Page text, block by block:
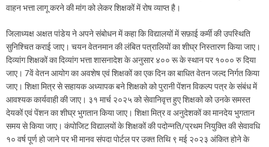
वाहन भत्ता लागू करने की मांग को लेकर शिक्षकों में रोष व्याप्त है।
जिलाध्यक्ष अक्षत पांडेय ने अपने संबोधन में कहा कि विद्यालयों में सफ़ाई कर्मी की उपस्थिति
सुनिश्चित कराई जाए। चयन वेतनमान की लंबित पत्रालियों का शीघ्र निस्तारण किया जाए।
दिव्यांग शिक्षकों का दिव्यांग भत्ता शासनादेश के अनुसार ४०० रू के स्थान पर १००० रु दिया
जाए। 7वें वेतन आयोग का अवशेष एवं शिक्षकों का एक दिन का बाधित वेतन जल्द निर्गत किया
जाए। शिक्षा मित्र से सहायक अध्यापक बने शिक्षको को पुरानी पेंशन विकल्प पत्र के संबंध में
आवश्यक कार्यवाही की जाए। ३१ मार्च २०२५ को सेवानिवृत्त हुए शिक्षको को उनके समस्त
देयकों एवं पेंशन का शीघ्र भुगतान किया जाए। शिक्षा मित्र व अनुदेशकों का मानदेय भुगतान
समय से किया जाए। कंपोजिट विद्यालयों के शिक्षकों की पदोन्नति/प्रथम नियुक्ति की सेवावधि
१० वर्ष पूर्ण हो जाने पर भी मानव संपदा पोर्टल पर उक्त तिथि ९ मई २०२३ अंकित होने के